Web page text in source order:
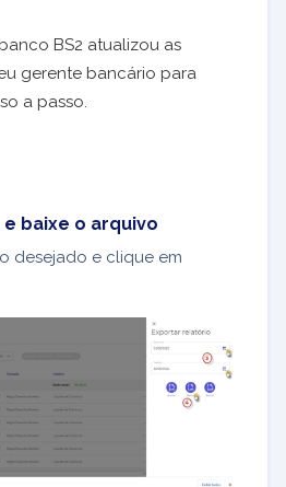
BS2 atualizou as
gerente bancário para
a passo.
baixe o arquivo
desejado e clique em